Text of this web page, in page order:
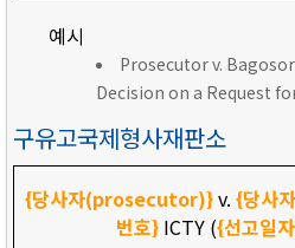
예시
Prosecutor v.
Decision on a Request
구유고국제형사재판소
{당사자(prosecutor)}v. {당사
번호} ICTY ({선고일